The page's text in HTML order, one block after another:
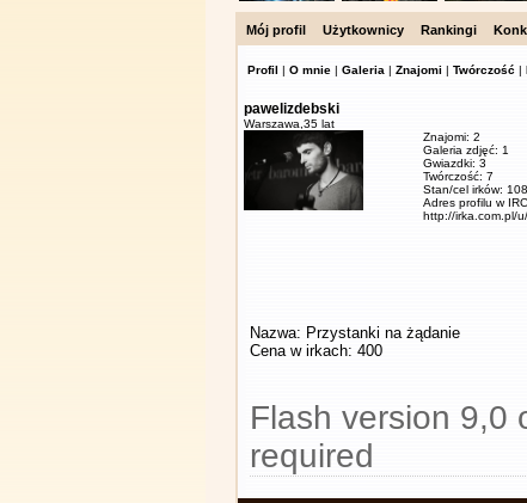
Mój profil Użytkownicy Rankingi
Profil | O mnie | Galeria | Znajomi | Twórczość |
pawelizdebski
Warszawa, 35 lat
Znajomi: 2
Galeria zdjęć: 1
Gwiazdki: 3
Twórczość: 7
Stan/cel irków:
Adres profilu w
http://irka.com.pl/
Nazwa: Przystanki na żądanie
Cena w irkach: 400
Flash version 9,0
required